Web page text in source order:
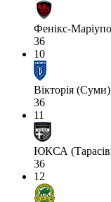
Фенікс-
36
10
Вікторія (Суми)
36
11
ЮКСА
36
12